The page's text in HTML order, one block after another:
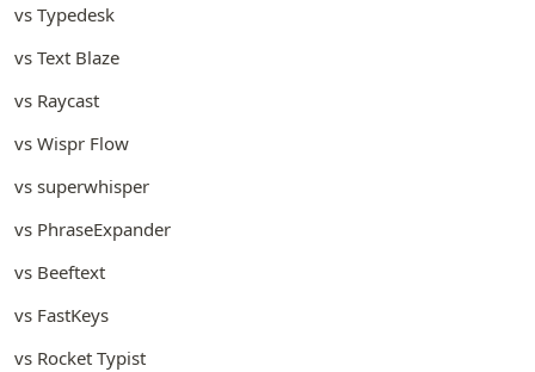
vs Typedesk
vs Text Blaze
vs Raycast
vs Wispr Flow
vs superwhisper
vs PhraseExpander
vs Beeftext
vs FastKeys
vs Rocket Typist